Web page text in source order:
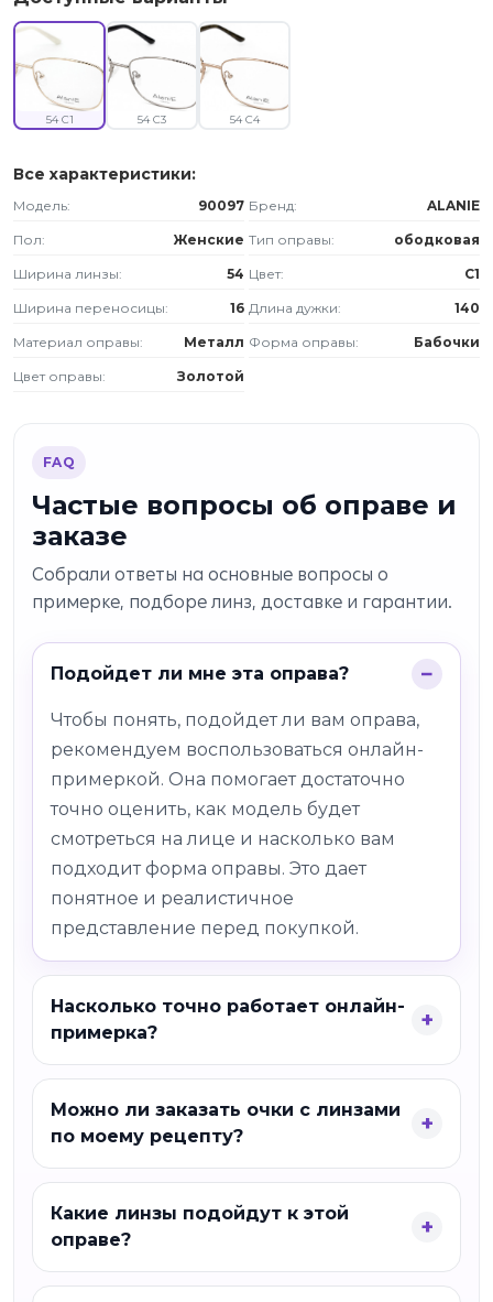
54 C1 54 C3 54 C4
Все характеристики:
Модель: 90097 Бренд: ALANIE
Пол: Женские Тип оправы: ободковая
Ширина линзы: 54 Цвет: C1
Ширина переносицы: 16 Длина дужки: 140
Материал оправы: Металл Форма оправы: Бабочки
Цвет оправы: Золотой
FAQ
Частые вопросы об оправе и
заказе
Собрали ответы на основные вопросы о
примерке, подборе линз, доставке и гарантии.
Подойдет ли мне эта оправа?
Чтобы понять, подойдет ли вам оправа,
рекомендуем воспользоваться онлайн-
примеркой. Она помогает достаточно
точно оценить, как модель будет
смотреться на лице и насколько вам
подходит форма оправы. Это дает
понятное и реалистичное
представление перед покупкой.
Насколько точно работает онлайн-
примерка?
Можно ли заказать очки с линзами
по моему рецепту?
Какие линзы подойдут к этой
оправе?